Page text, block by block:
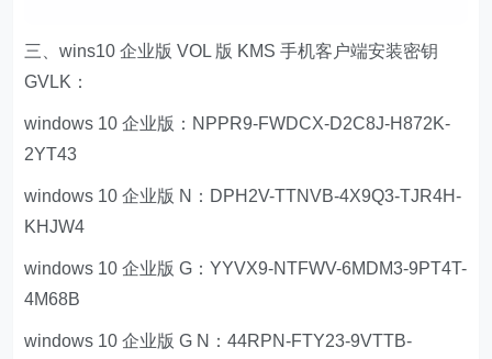
三、wins10 企业版 VOL 版 KMS 手机客户端安装密钥
GVLK：
windows 10 企业版：NPPR9-FWDCX-D2C8J-H872K-
2YT43
windows 10 企业版 N：DPH2V-TTNVB-4X9Q3-TJR4H-
KHJW4
windows 10 企业版 G：YYVX9-NTFWV-6MDM3-9PT4T-
4M68B
windows 10 企业版 G N：44RPN-FTY23-9VTTB-